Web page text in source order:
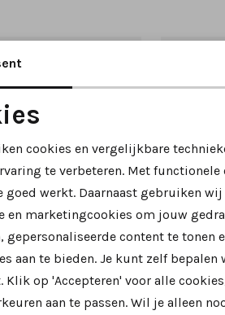
SALE
cookies
cookies
cookies en vergelijkbare
te verbeteren. Met functionele
goed werkt. Daarnaast gebruiken
en marketingcookies om jouw
gepersonaliseerde content te tonen
aan te bieden. Je kunt zelf bepalen
Klik op 'Accepteren' voor alle
aan te passen. Wil je alleen